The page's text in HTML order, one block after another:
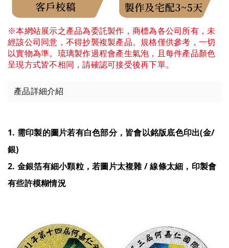
※本網站展示之產品為委託製作，商標為各公司所有，未
經該公司同意，不得抄襲複製產品。規格僅供參考，一切
以實物為準。琉璃製作過程會產生氣泡，且每件產品顏色
呈現方式皆不相同，請確認可接受後再下單。
產品詳細介紹
1. 需印製的圖片若有白色部分，皆會以銘版底色印出(金/
銀)
2. 金銀箔有細小顆粒，若圖片太複雜 / 線條太細，印製會
有些許模糊情況